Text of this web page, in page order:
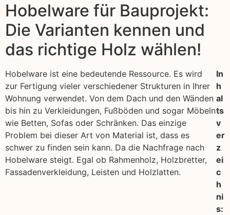
Hobelware für Bauprojekt:
Die Varianten kennen und
das richtige Holz wählen!
Hobelware ist eine bedeutende Ressource. Es wird
zur Fertigung vieler verschiedener Strukturen in Ihrer
Wohnung verwendet. Von dem Dach und den Wänden
bis hin zu Verkleidungen, Fußböden und sogar Möbeln
wie Betten, Sofas oder Schränken. Das einzige
Problem bei dieser Art von Material ist, dass es
schwer zu finden sein kann. Da die Nachfrage nach
Hobelware steigt. Egal ob Rahmenholz, Holzbretter,
Fassadenverkleidung, Leisten und Holzlatten.
In
h
al
ts
v
er
z
ei
c
h
ni
s: